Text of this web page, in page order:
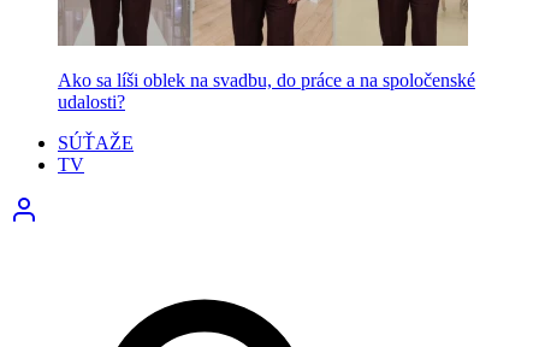
Ako sa líši oblek na svadbu, do práce a na spoločenské
udalosti?
SÚŤAŽE
TV